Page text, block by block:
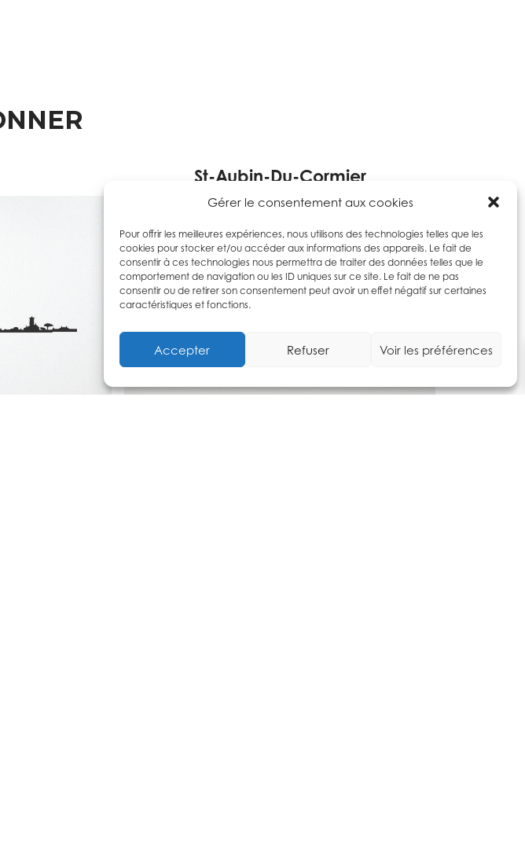
Gérer le consentement aux cookies
Pour offrir les meilleures expériences, nous utilisons des technologies telles que les
cookies pour stocker et/ou accéder aux informations des appareils. Le fait de
consentir à ces technologies nous permettra de traiter des données telles que le
comportement de navigation ou les ID uniques sur ce site. Le fait de ne pas
consentir ou de retirer son consentement peut avoir un effet négatif sur certaines
caractéristiques et fonctions.
Accepter Refuser Voir les préférences
St-Aubin-Du-Cormier